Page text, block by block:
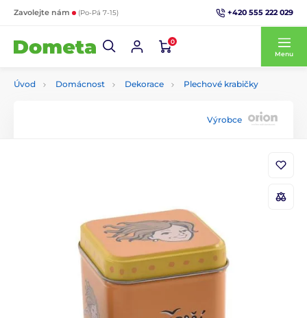
Zavolejte nám (Po-Pá 7-15) +420 555 222 029
0
Menu
Úvod Domácnost Dekorace Plechové krabičky
Výrobce